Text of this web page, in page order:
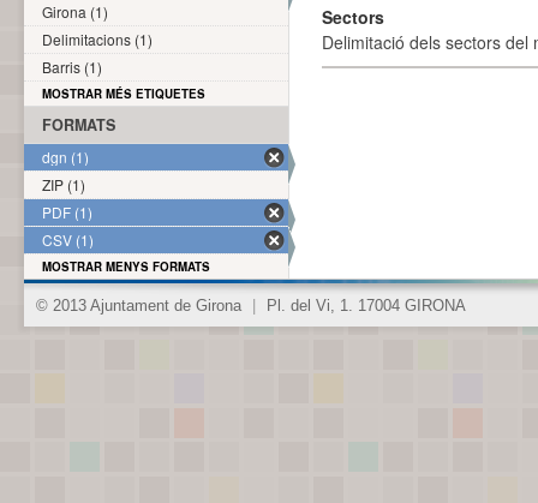
Sectors
Delimitació dels sectors del
Girona (1)
Delimitacions (1)
Barris (1)
MOSTRAR MÉS ETIQUETES
FORMATS
dgn (1)
ZIP (1)
PDF (1)
CSV (1)
MOSTRAR MENYS FORMATS
© 2013 Ajuntament de Girona Pl. del Vi, 1. 17004 GIRONA